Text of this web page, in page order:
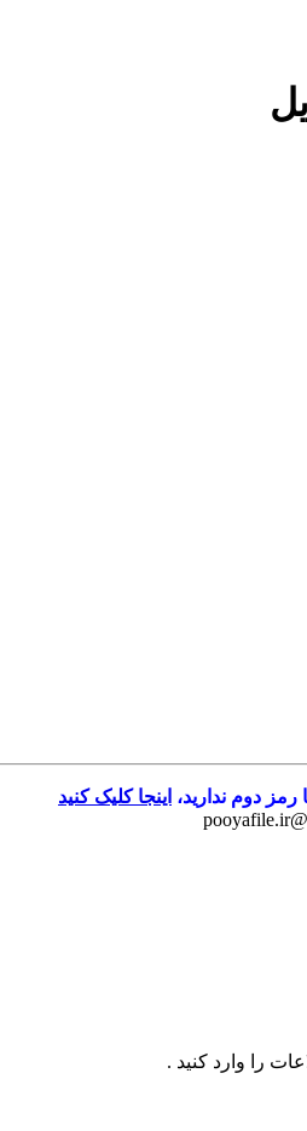
دوم ندارید، اینجا کلیک کنید
را وارد کنید .